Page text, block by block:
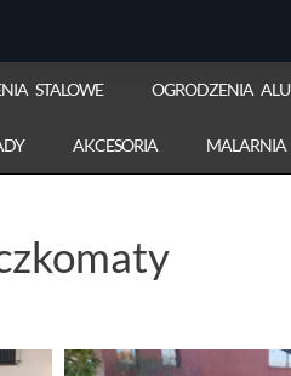
STALOWE OGRODZENIA
AKCESORIA MALARNIA